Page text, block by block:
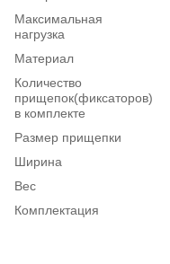
Максимальная
нагрузка
Материал
Количество
прищепок(фиксаторов)
в комплекте
Размер прищепки
Ширина
Вес
Комплектация